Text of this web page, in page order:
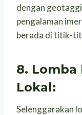
dengan
pengalaman
berada di titik-
8.
Lokal:
Selenggarakan